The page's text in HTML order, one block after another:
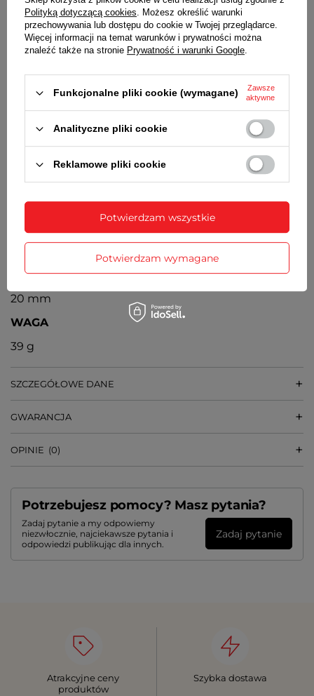
PASEK
Pasek z naturalnej skóry
Orientacyjny czas działania zegarka bez
konieczności wymiany baterii - 2 lata
MECHANIZM
ŚREDNICA KOPERTY
41 mm
GRUBOŚĆ KOPERTY
SZEROKOŚĆ PASKA PRZY KOPERCIE
20 mm
WAGA
39 g
SZCZEGÓŁOWE DANE
GWARANCJA
OPINIE (0)
Potrzebujesz pomocy? Masz pytania?
Zadaj pytanie a my odpowiemy
niezwłocznie, najciekawsze pytania i
odpowiedzi publikując dla innych.
Zadaj pytanie
Atrakcyjne ceny
produktów
Szybka dostawa
Polityką dotyczącą cookies. Możesz określić warunki
przechowywania lub dostępu do cookie w Twojej przeglądarce.
Więcej informacji na temat warunków i prywatności można
znaleźć także na stronie Prywatność i warunki Google.
Funkcjonalne pliki cookie (wymagane)
Zawsze
aktywne
Analityczne pliki cookie
Reklamowe pliki cookie
Potwierdzam wymagane
Potwierdzam wszystkie